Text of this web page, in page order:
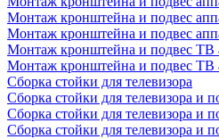
Монтаж кронштейна и подвес
Монтаж кронштейна и подвес
Монтаж кронштейна и подвес ТВ
Монтаж кронштейна и подвес ТВ
Сборка стойки для телевизора
Сборка стойки для телевизора и
Сборка стойки для телевизора и
Сборка стойки для телевизора и